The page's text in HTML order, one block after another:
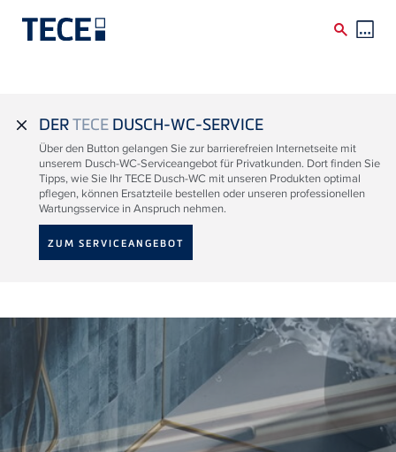
closeDERTECE DUSCH-WC-SERVICE
Über den Button gelangen Sie zur barrierefreien Internetseite mit
unserem Dusch-WC-Serviceangebot für Privatkunden. Dort finden Sie
Tipps, wie Sie Ihr TECE Dusch-WC mit unseren Produkten optimal
pflegen, können Ersatzteile bestellen oder unseren professionellen
Wartungsservice in Anspruch nehmen.
ZUM SERVICEANGEBOT